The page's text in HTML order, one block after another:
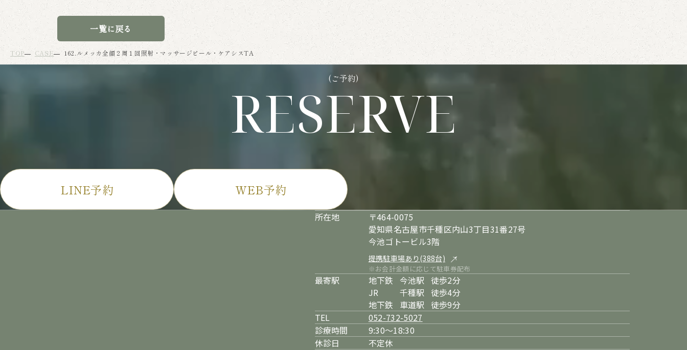
一覧に戻る
TOP CASE 162.ルメッカ全顔２周１回照射・マッサージピール・ケアシスTA
(ご予約)
RESERVE
LINE予約 WEB予約
所在地
〒464-0075
愛知県名古屋市千種区内山3丁目31番27号
今池ゴトービル3階
提携駐車場あり(388台)
※お会計金額に応じて駐車券配布
最寄駅 地下鉄 今池駅 徒歩2分
JR
千種駅 徒歩4分
地下鉄
車道駅 徒歩9分
TEL
052-732-5027
診療時間
9:30～18:30
休診日
不定休